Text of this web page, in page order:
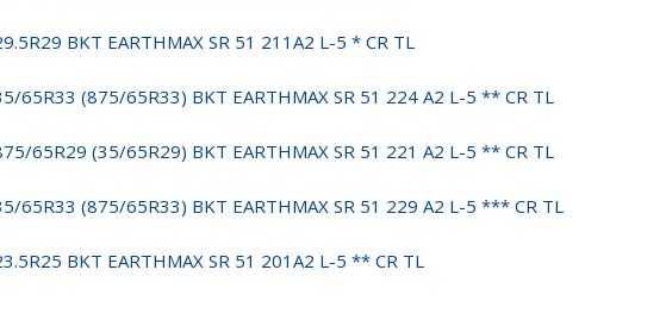
BKT EARTHMAX SR 51 211A2 L-5 * CR TL
65R33 (875/65R33) BKT EARTHMAX SR 51 224 A2 L-5 ** CR TL
65R29 (35/65R29) BKT EARTHMAX SR 51 221 A2 L-5 ** CR TL
65R33 (875/65R33) BKT EARTHMAX SR 51 229 A2 L-5 *** CR TL
BKT EARTHMAX SR 51 201A2 L-5 ** CR TL